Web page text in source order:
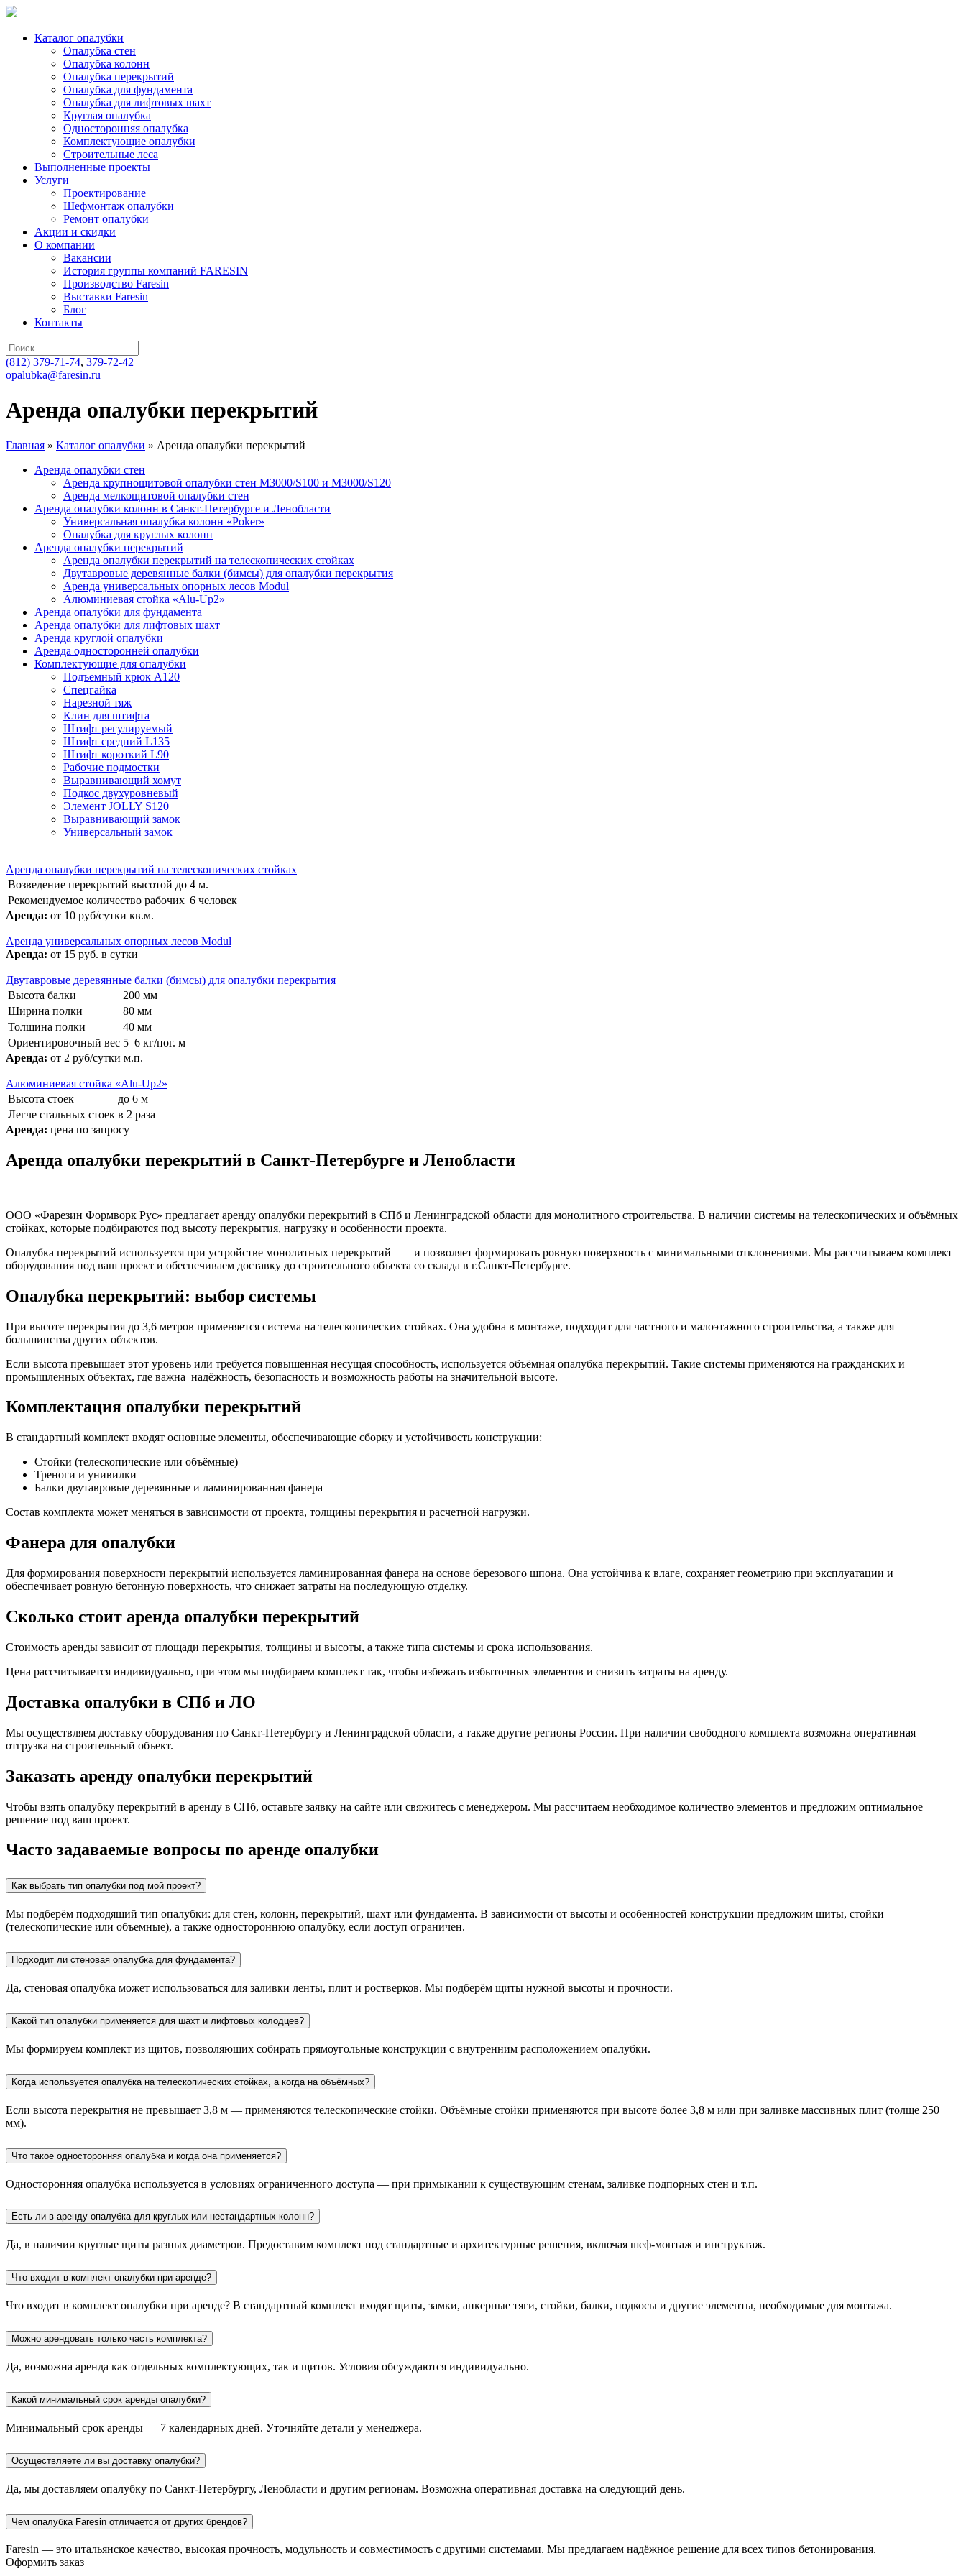
Каталог опалубки
Опалубка стен
Опалубка колонн
Опалубка перекрытий
Опалубка для фундамента
Опалубка для лифтовых шахт
Круглая опалубка
Односторонняя опалубка
Комплектующие опалубки
Строительные леса
Выполненные проекты
Услуги
Проектирование
Шефмонтаж опалубки
Ремонт опалубки
Акции и скидки
О компании
Вакансии
История группы компаний FARESIN
Производство Faresin
Выставки Faresin
Блог
Контакты
(812) 379-71-74, 379-72-42
opalubka@faresin.ru
Аренда опалубки перекрытий
Главная » Каталог опалубки » Аренда опалубки перекрытий
Аренда опалубки стен
Аренда крупнощитовой опалубки стен M3000/S100 и M3000/S120
Аренда мелкощитовой опалубки стен
Аренда опалубки колонн в Санкт-Петербурге и Ленобласти
Универсальная опалубка колонн «Poker»
Опалубка для круглых колонн
Аренда опалубки перекрытий
Аренда опалубки перекрытий на телескопических стойках
Двутавровые деревянные балки (бимсы) для опалубки перекрытия
Аренда универсальных опорных лесов Modul
Алюминиевая стойка «Alu-Up2»
Аренда опалубки для фундамента
Аренда опалубки для лифтовых шахт
Аренда круглой опалубки
Аренда односторонней опалубки
Комплектующие для опалубки
Подъемный крюк А120
Спецгайка
Нарезной тяж
Клин для штифта
Штифт регулируемый
Штифт средний L135
Штифт короткий L90
Рабочие подмостки
Выравнивающий хомут
Подкос двухуровневый
Элемент JOLLY S120
Выравнивающий замок
Универсальный замок
Аренда опалубки перекрытий на телескопических стойках
Возведение перекрытий высотой до 4 м.
Рекомендуемое количество рабочих 6 человек
Аренда: от 10 руб/сутки кв.м.
Аренда универсальных опорных лесов Modul
Аренда: от 15 руб. в сутки
Двутавровые деревянные балки (бимсы) для опалубки перекрытия
Высота балки
200 мм
Ширина полки
80 мм
Толщина полки
40 мм
Ориентировочный вес 5–6 кг/пог. м
Аренда: от 2 руб/сутки м.п.
Алюминиевая стойка «Alu-Up2»
Высота стоек
до 6 м
Легче стальных стоек в 2 раза
Аренда: цена по запросу
Аренда опалубки перекрытий в Санкт-Петербурге и Ленобласти
ООО «Фарезин Формворк Рус» предлагает аренду опалубки перекрытий в СПб и Ленинградской области для монолитного строительства. В наличии системы на телескопических и объёмных
стойках, которые подбираются под высоту перекрытия, нагрузку и особенности проекта.
Опалубка перекрытий используется при устройстве монолитных перекрытий и позволяет формировать ровную поверхность с минимальными отклонениями. Мы рассчитываем комплект
оборудования под ваш проект и обеспечиваем доставку до строительного объекта со склада в г.Санкт-Петербурге.
Опалубка перекрытий: выбор системы
При высоте перекрытия до 3,6 метров применяется система на телескопических стойках. Она удобна в монтаже, подходит для частного и малоэтажного строительства, а также для
большинства других объектов.
Если высота превышает этот уровень или требуется повышенная несущая способность, используется объёмная опалубка перекрытий. Такие системы применяются на гражданских и
промышленных объектах, где важна надёжность, безопасность и возможность работы на значительной высоте.
Комплектация опалубки перекрытий
В стандартный комплект входят основные элементы, обеспечивающие сборку и устойчивость конструкции:
Cтойки (телескопические или объёмные)
Треноги и унивилки
Балки двутавровые деревянные и ламинированная фанера
Состав комплекта может меняться в зависимости от проекта, толщины перекрытия и расчетной нагрузки.
Фанера для опалубки
Для формирования поверхности перекрытий используется ламинированная фанера на основе березового шпона. Она устойчива к влаге, сохраняет геометрию при эксплуатации и
обеспечивает ровную бетонную поверхность, что снижает затраты на последующую отделку.
Сколько стоит аренда опалубки перекрытий
Стоимость аренды зависит от площади перекрытия, толщины и высоты, а также типа системы и срока использования.
Цена рассчитывается индивидуально, при этом мы подбираем комплект так, чтобы избежать избыточных элементов и снизить затраты на аренду.
Доставка опалубки в СПб и ЛО
Мы осуществляем доставку оборудования по Санкт-Петербургу и Ленинградской области, а также другие регионы России. При наличии свободного комплекта возможна оперативная
отгрузка на строительный объект.
Заказать аренду опалубки перекрытий
Чтобы взять опалубку перекрытий в аренду в СПб, оставьте заявку на сайте или свяжитесь с менеджером. Мы рассчитаем необходимое количество элементов и предложим оптимальное
решение под ваш проект.
Часто задаваемые вопросы по аренде опалубки
Как выбрать тип опалубки под мой проект?
Мы подберём подходящий тип опалубки: для стен, колонн, перекрытий, шахт или фундамента. В зависимости от высоты и особенностей конструкции предложим щиты, стойки
(телескопические или объемные), а также одностороннюю опалубку, если доступ ограничен.
Подходит ли стеновая опалубка для фундамента?
Да, стеновая опалубка может использоваться для заливки ленты, плит и ростверков. Мы подберём щиты нужной высоты и прочности.
Какой тип опалубки применяется для шахт и лифтовых колодцев?
Мы формируем комплект из щитов, позволяющих собирать прямоугольные конструкции с внутренним расположением опалубки.
Когда используется опалубка на телескопических стойках, а когда на объёмных?
Если высота перекрытия не превышает 3,8 м — применяются телескопические стойки. Объёмные стойки применяются при высоте более 3,8 м или при заливке массивных плит (толще 250
мм).
Что такое односторонняя опалубка и когда она применяется?
Односторонняя опалубка используется в условиях ограниченного доступа — при примыкании к существующим стенам, заливке подпорных стен и т.п.
Есть ли в аренду опалубка для круглых или нестандартных колонн?
Да, в наличии круглые щиты разных диаметров. Предоставим комплект под стандартные и архитектурные решения, включая шеф-монтаж и инструктаж.
Что входит в комплект опалубки при аренде?
Что входит в комплект опалубки при аренде? В стандартный комплект входят щиты, замки, анкерные тяги, стойки, балки, подкосы и другие элементы, необходимые для монтажа.
Можно арендовать только часть комплекта?
Да, возможна аренда как отдельных комплектующих, так и щитов. Условия обсуждаются индивидуально.
Какой минимальный срок аренды опалубки?
Минимальный срок аренды — 7 календарных дней. Уточняйте детали у менеджера.
Осуществляете ли вы доставку опалубки?
Да, мы доставляем опалубку по Санкт-Петербургу, Ленобласти и другим регионам. Возможна оперативная доставка на следующий день.
Чем опалубка Faresin отличается от других брендов?
Faresin — это итальянское качество, высокая прочность, модульность и совместимость с другими системами. Мы предлагаем надёжное решение для всех типов бетонирования.
Оформить заказ